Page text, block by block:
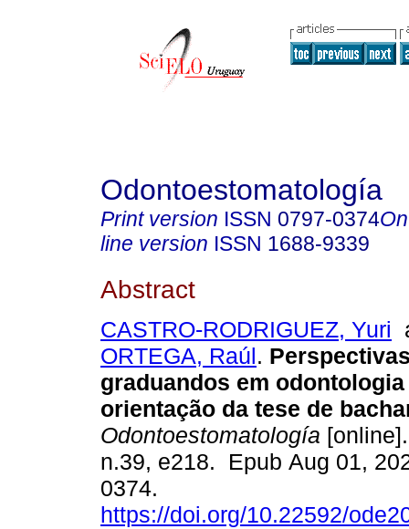
Odontoestomatología
Print version ISSN 0797-0374
line version ISSN 1688-9339
Abstract
CASTRO-RODRIGUEZ, Yuri
ORTEGA, Raúl.
graduandos em
orientação da tese de
Odontoestomatología
n.39, e218. Epub Aug 01,
0374.
https://doi.org/10.22592/